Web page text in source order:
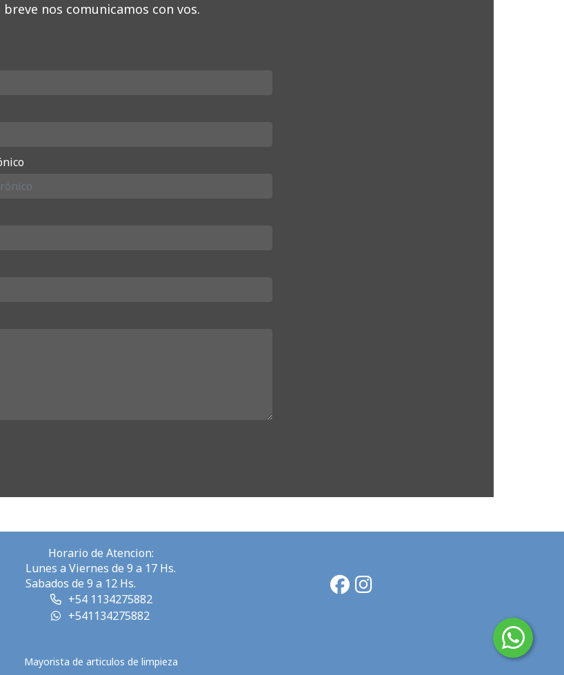
breve nos comunicamos con vos.
Horario de Atencion:
Lunes a Viernes de 9 a 17 Hs.
Sabados de 9 a 12 Hs.
+54 1134275882
+541134275882
Mayorista de articulos de limpieza